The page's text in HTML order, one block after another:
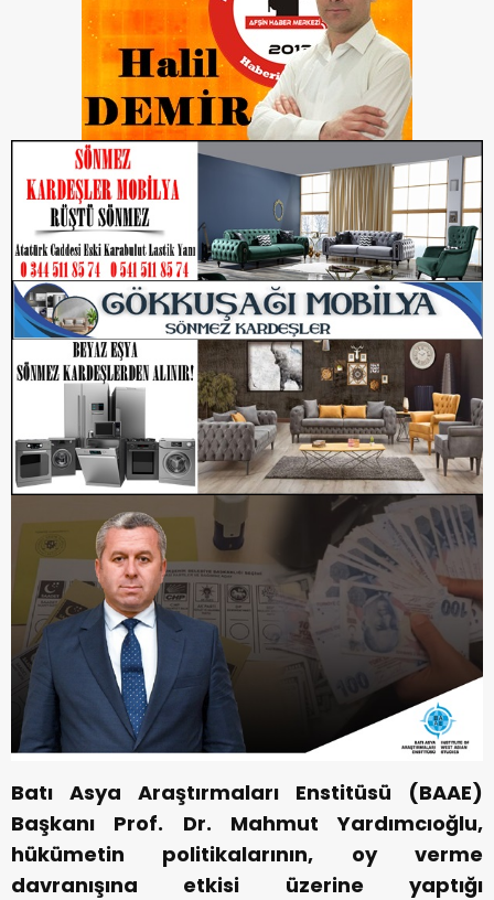
Batı Asya Araştırmaları Enstitüsü (BAAE)
Başkanı Prof. Dr. Mahmut Yardımcıoğlu,
hükümetin politikalarının, oy verme
davranışına etkisi üzerine yaptığı